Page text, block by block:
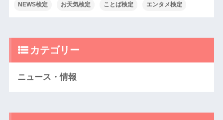
NEWS検定 お天気検定 ことば検定 エンタメ検定
カテゴリー
ニュース・情報